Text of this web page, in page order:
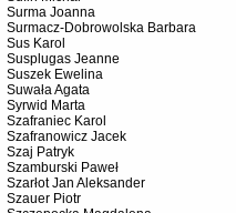
Surma Joanna
Surmacz-Dobrowolska Barbara
Sus Karol
Susplugas Jeanne
Suszek Ewelina
Suwała Agata
Syrwid Marta
Szafraniec Karol
Szafranowicz Jacek
Szaj Patryk
Szamburski Paweł
Szarłot Jan Aleksander
Szauer Piotr